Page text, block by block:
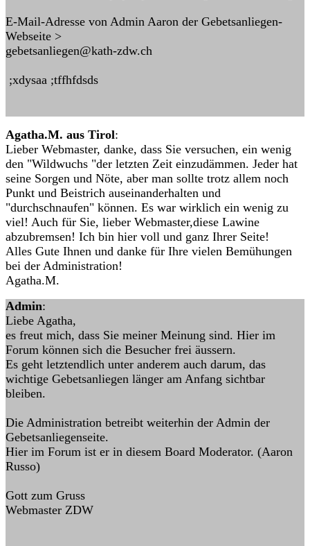
E-Mail-Adresse von Admin Aaron der Gebetsanliegen-
Webseite >
gebetsanliegen@kath-zdw.ch
;xdysaa ;tffhfdsds
Agatha.M. aus Tirol:
Lieber Webmaster, danke, dass Sie versuchen, ein wenig
den "Wildwuchs "der letzten Zeit einzudämmen. Jeder hat
seine Sorgen und Nöte, aber man sollte trotz allem noch
Punkt und Beistrich auseinanderhalten und
"durchschnaufen" können. Es war wirklich ein wenig zu
viel! Auch für Sie, lieber Webmaster,diese Lawine
abzubremsen! Ich bin hier voll und ganz Ihrer Seite!
Alles Gute Ihnen und danke für Ihre vielen Bemühungen
bei der Administration!
Agatha.M.
Admin:
Liebe Agatha,
es freut mich, dass Sie meiner Meinung sind. Hier im
Forum können sich die Besucher frei äussern.
Es geht letztendlich unter anderem auch darum, das
wichtige Gebetsanliegen länger am Anfang sichtbar
bleiben.
Die Administration betreibt weiterhin der Admin der
Gebetsanliegenseite.
Hier im Forum ist er in diesem Board Moderator. (Aaron
Russo)
Gott zum Gruss
Webmaster ZDW